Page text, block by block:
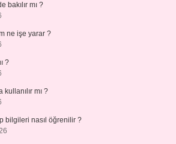
bakılır mı ?
ne işe yarar ?
?
mı ?
bilgileri nasıl öğrenilir ?